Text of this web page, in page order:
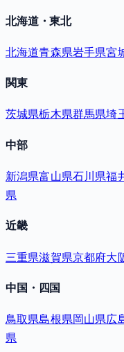
北海道・東北
北海道青森県岩手県宮
関東
茨城県栃木県群馬県埼
中部
新潟県富山県石川県福
県
近畿
三重県滋賀県京都府大
中国・四国
鳥取県島根県岡山県広
県